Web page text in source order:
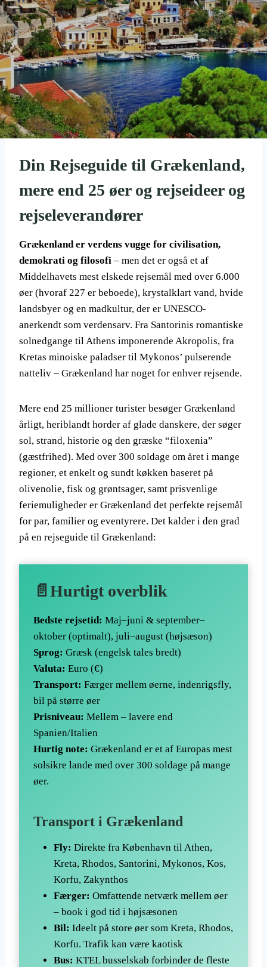
Din Rejseguide til Grækenland,
mere end 25 øer og rejseideer og
rejseleverandører
Grækenland er verdens vugge for civilisation,
demokrati og filosofi – men det er også et af
Middelhavets mest elskede rejsemål med over 6.000
øer (hvoraf 227 er beboede), krystalklart vand, hvide
landsbyer og en madkultur, der er UNESCO-
anerkendt som verdensarv. Fra Santorinis romantiske
solnedgange til Athens imponerende Akropolis, fra
Kretas minoiske paladser til Mykonos’ pulserende
natteliv – Grækenland har noget for enhver rejsende.
Mere end 25 millioner turister besøger Grækenland
årligt, heriblandt horder af glade danskere, der søger
sol, strand, historie og den græske “filoxenia”
(gæstfrihed). Med over 300 soldage om året i mange
regioner, et enkelt og sundt køkken baseret på
olivenolie, fisk og grøntsager, samt prisvenlige
feriemuligheder er Grækenland det perfekte rejsemål
for par, familier og eventyrere. Det kalder i den grad
på en rejseguide til Grækenland:
📄Hurtigt overblik
Bedste rejsetid: Maj–juni & september–
oktober (optimalt), juli–august (højsæson)
Sprog: Græsk (engelsk tales bredt)
Valuta: Euro (€)
Transport: Færger mellem øerne, indenrigsfly,
bil på større øer
Prisniveau: Mellem – lavere end
Spanien/Italien
Hurtig note: Grækenland er et af Europas mest
solsikre lande med over 300 soldage på mange
øer.
Transport i Grækenland
Fly: Direkte fra København til Athen,
Kreta, Rhodos, Santorini, Mykonos, Kos,
Korfu, Zakynthos
Færger: Omfattende netværk mellem øer
– book i god tid i højsæsonen
Bil: Ideelt på store øer som Kreta, Rhodos,
Korfu. Trafik kan være kaotisk
Bus: KTEL busselskab forbinder de fleste